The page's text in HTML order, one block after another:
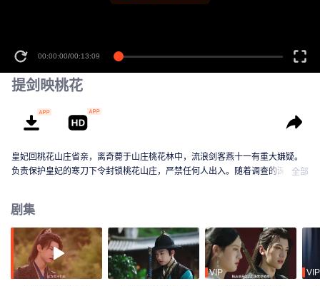
00:00:00/00:13:09
提剑映桃花
皇妃回桃花山庄省亲，离奇薨于山庄桃花林中，流浪剑客燕十一有重大嫌疑。
负责保护皇妃的寒刀下令封锁桃花山庄，严禁任何人出入。随着调查的深入，
全部
剧集
VIP VIP